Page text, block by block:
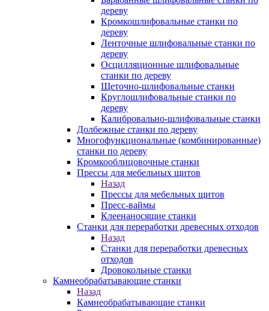
дереву
Кромкошлифовальные станки по
дереву
Ленточные шлифовальные станки по
дереву
Осцилляционные шлифовальные
станки по дереву
Щеточно-шлифовальные станки
Круглошлифовальные станки по
дереву
Калибровально-шлифовальные станки
Долбежные станки по дереву
Многофункциональные (комбинированные)
станки по дереву
Кромкооблицовочные станки
Прессы для мебельных щитов
Назад
Прессы для мебельных щитов
Пресс-ваймы
Клеенаносящие станки
Станки для переработки древесных отходов
Назад
Станки для переработки древесных
отходов
Дровокольные станки
Камнеобрабатывающие станки
Назад
Камнеобрабатывающие станки